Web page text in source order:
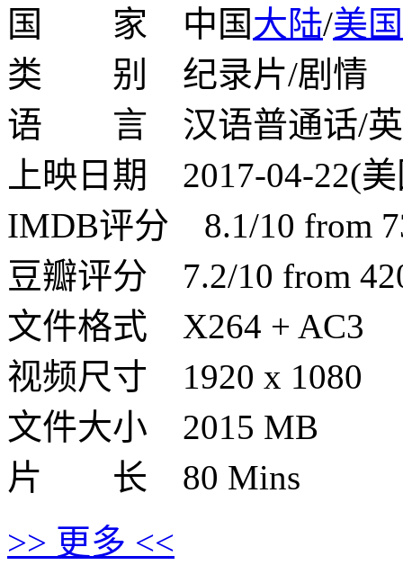
国 家 中国大陆/美国
类 别 纪录片/剧情
语 言 汉语普通话/英
上映日期 2017-04-22(
IMDB评分 8.1/10 from
豆瓣评分 7.2/10 from
文件格式 X264 + AC3
视频尺寸 1920 x 1080
文件大小 2015 MB
片 长 80 Mins
>> 更多 <<